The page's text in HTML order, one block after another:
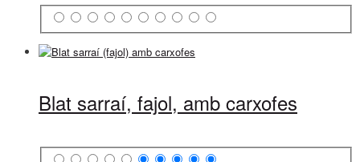
Blat sarraí, fajol, amb carxofes